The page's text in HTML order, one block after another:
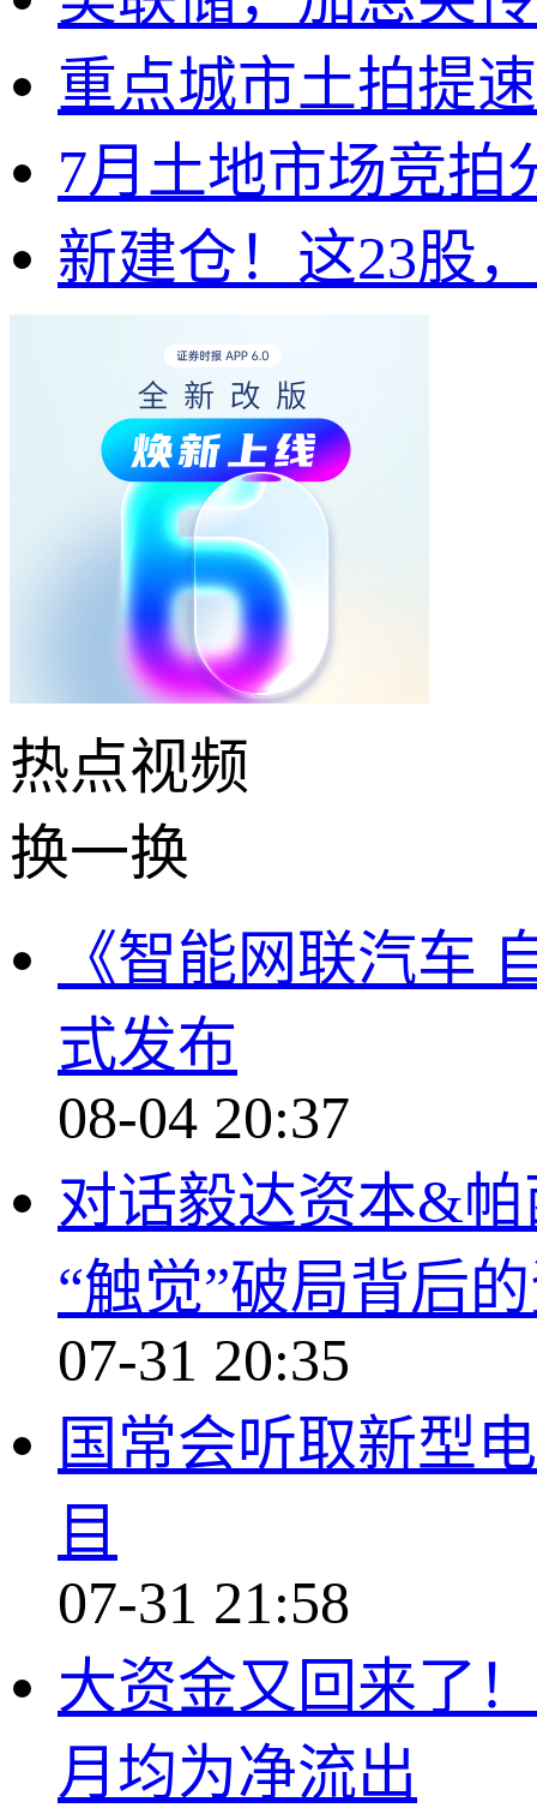
重点城市土拍提
7月土地市场竞拍
新建仓！这23股
热点视频
换一换
《智能网联汽车
式发布
08-04 20:37
对话毅达资本&
“触觉”破局背后
07-31 20:35
国常会听取新型
目
07-31 21:58
大资金又回来了
月均为净流出